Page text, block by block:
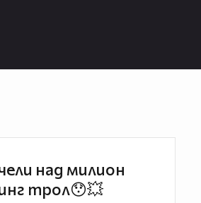
над милион
трол😯💥